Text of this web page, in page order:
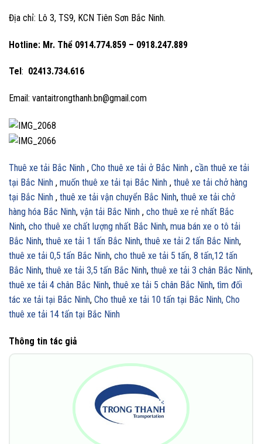
Địa chỉ: Lô 3, TS9, KCN Tiên Sơn Bắc Ninh.
Hotline: Mr. Thể 0914.774.859 – 0918.247.889
Tel : 02413.734.616
Email: vantaitrongthanh.bn@gmail.com
Thuê xe tải Bắc Ninh , Cho thuê xe tải ở Bắc Ninh , cần thuê xe tải
tại Bắc Ninh , muốn thuê xe tải tại Bắc Ninh , thuê xe tải chở hàng
tại Bắc Ninh , thuê xe tải vận chuyển Bắc Ninh, thuê xe tải chở
hàng hóa Bắc Ninh, vận tải Bắc Ninh , cho thuê xe rẻ nhất Bắc
Ninh, cho thuê xe chất lượng nhất Bắc Ninh, mua bán xe o tô tải
Bắc Ninh, thuê xe tải 1 tấn Bắc Ninh, thuê xe tải 2 tấn Bắc Ninh,
thuê xe tải 0,5 tấn Bắc Ninh, cho thuê xe tải 5 tấn, 8 tấn,12 tấn
Bắc Ninh, thuê xe tải 3,5 tấn Bắc Ninh, thuê xe tải 3 chân Bắc Ninh,
thuê xe tải 4 chân Bắc Ninh, thuê xe tải 5 chân Bắc Ninh, tìm đối
tác xe tải tại Bắc Ninh, Cho thuê xe tải 10 tấn tại Bắc Ninh, Cho
thuê xe tải 14 tấn tại Bắc Ninh
Thông tin tác giả